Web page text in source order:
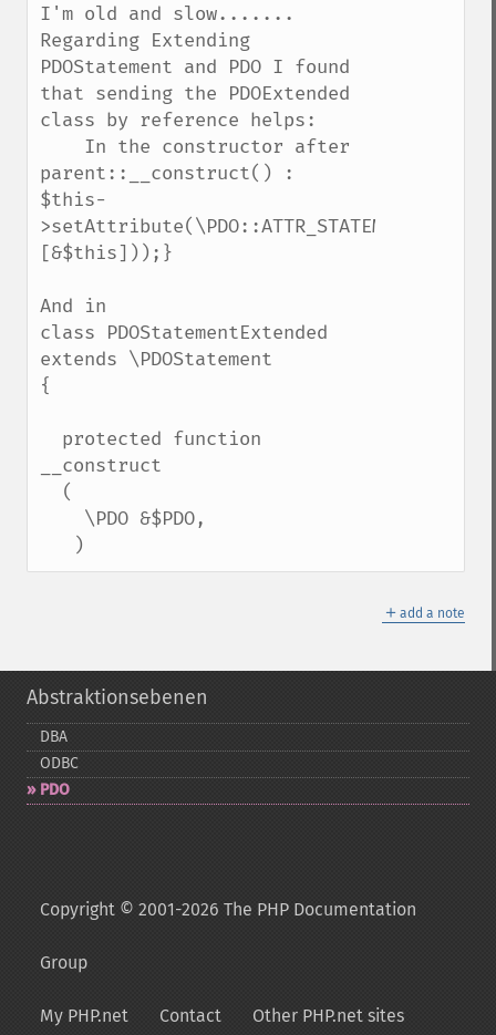
I'm old and slow.......
Regarding Extending
PDOStatement and PDO I found
that sending the PDOExtended
class by reference helps:
parent::__construct() :
$this-
[&$this]));}
And in
class PDOStatementExtended
extends \PDOStatement
{
__construct
   )
＋ add a note
Abstraktionsebenen
DBA
ODBC
PDO
Copyright © 2001-2026 The PHP Documentation
Group
My PHP.net Contact Other PHP.net sites